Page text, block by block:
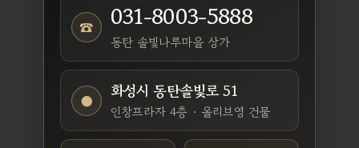
☎ 031-8003-5888
동탄 솔빛나루마을 상가
● 화성시 동탄솔빛로 51
인창프라자 4층 · 올리브영 건물